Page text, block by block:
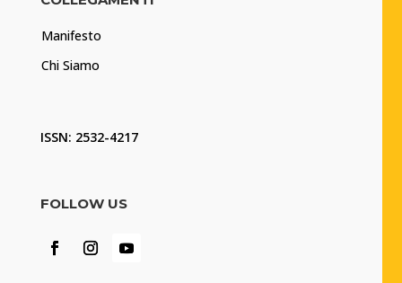
Manifesto
Chi Siamo
ISSN: 2532-4217
FOLLOW US